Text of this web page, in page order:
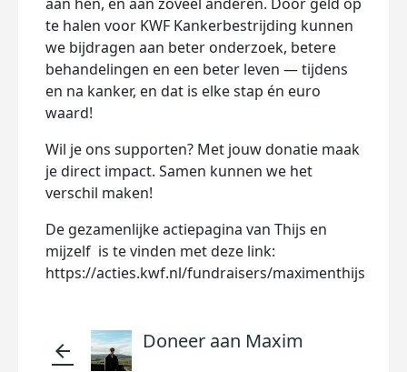
te halen voor KWF Kankerbestrijding kunnen
we bijdragen aan beter onderzoek, betere
behandelingen en een beter leven — tijdens
en na kanker, en dat is elke stap én euro
waard!
Wil je ons supporten? Met jouw donatie maak
je direct impact. Samen kunnen we het
verschil maken!
De gezamenlijke actiepagina van Thijs en
mijzelf is te vinden met deze link:
https://acties.kwf.nl/fundraisers/maximenthijs
arrow_back Doneer aan Maxim